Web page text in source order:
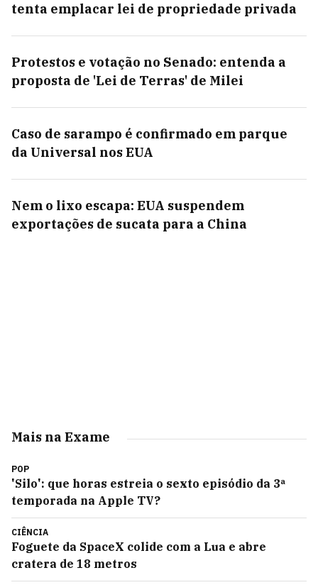
tenta emplacar lei de propriedade privada
Protestos e votação no Senado: entenda a
proposta de 'Lei de Terras' de Milei
Caso de sarampo é confirmado em parque
da Universal nos EUA
Nem o lixo escapa: EUA suspendem
exportações de sucata para a China
Mais na Exame
POP
'Silo': que horas estreia o sexto episódio da 3ª
temporada na Apple TV?
CIÊNCIA
Foguete da SpaceX colide com a Lua e abre
cratera de 18 metros